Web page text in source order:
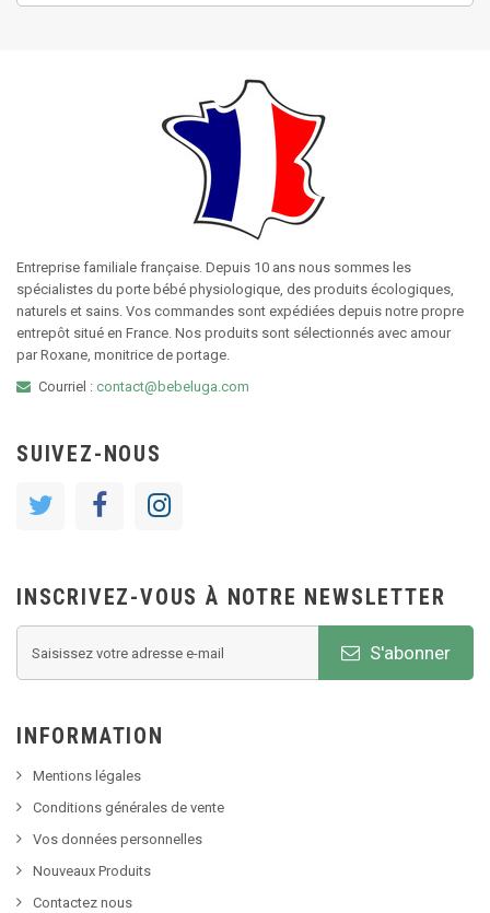
Entreprise familiale française. Depuis 10 ans nous sommes les
spécialistes du porte bébé physiologique, des produits écologiques,
naturels et sains. Vos commandes sont expédiées depuis notre propre
entrepôt situé en France. Nos produits sont sélectionnés avec amour
par Roxane, monitrice de portage.
Courriel : contact@bebeluga.com
SUIVEZ-NOUS
INSCRIVEZ-VOUS À NOTRE NEWSLETTER
S'abonner
INFORMATION
Mentions légales
Conditions générales de vente
Vos données personnelles
Nouveaux Produits
Contactez nous